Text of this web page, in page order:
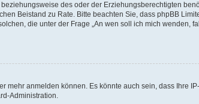
des oder der Erziehungsberechtigten
Beistand zu Rate. Bitte beachten Sie, dass phpBB
die unter der Frage „An wen soll ich mich wenden,
mehr anmelden können. Es könnte auch sein, dass Ihre
Administration.